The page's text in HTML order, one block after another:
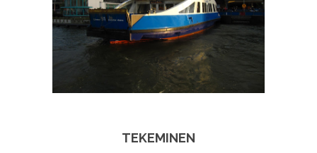
TEKEMINEN